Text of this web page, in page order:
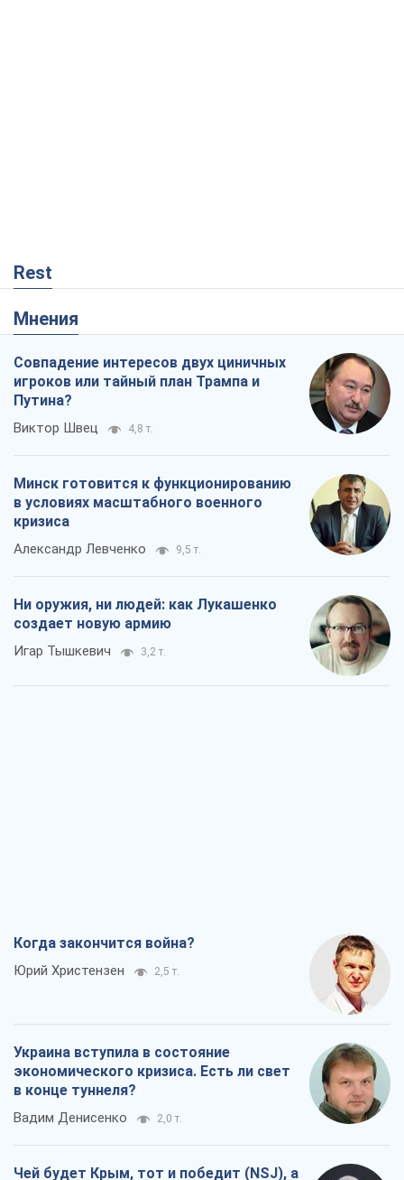
Rest
Мнения
Совпадение интересов двух циничных
игроков или тайный план Трампа и
Путина?
Виктор Швец 4,8 т.
Минск готовится к функционированию
в условиях масштабного военного
кризиса
Александр Левченко 9,5 т.
Ни оружия, ни людей: как Лукашенко
создает новую армию
Игар Тышкевич 3,2 т.
Когда закончится война?
Юрий Христензен 2,5 т.
Украина вступила в состояние
экономического кризиса. Есть ли свет
в конце туннеля?
Вадим Денисенко 2,0 т.
Чей будет Крым, тот и победит (NSJ), а